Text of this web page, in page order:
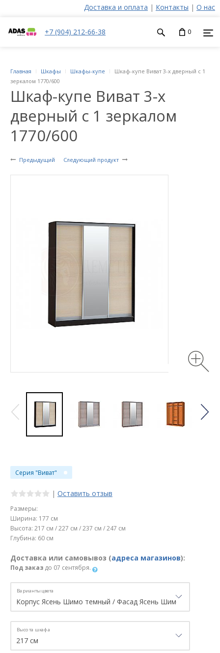
Доставка и оплата | Контакты | О нас
+7 (904) 212-66-38 0
Шкаф-купе Виват 3-х
дверный с 1 зеркалом
1770/600
Предыдущий Следующий продукт
Главная Шкафы Шкафы-купе
Шкаф-купе Виват 3-х дверный с 1
зеркалом 1770/600
Серия "Виват"
| Оставить отзыв
Размеры:
Ширина: 177 см
Высота: 217 см / 227 см / 237 см / 247 см
Глубина: 60 см
Доставка или самовывоз (адреса магазинов):
Под заказ до 07 сентября.
Варианты цвета
Высота шкафа